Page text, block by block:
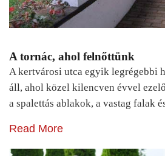
A tornác, ahol felnőttünk
A kertvárosi utca egyik legrégebbi
áll, ahol közel kilencven évvel
a spalettás ablakok, a vastag falak
Read More